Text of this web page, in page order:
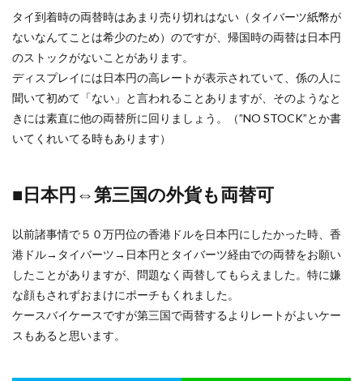
タイ到着時の両替時はあまり売り切れはない（タイバーツ紙幣が
ないなんてことは希少のため）のですが、帰国時の両替は日本円
のストックがないことがあります。
ディスプレイには日本円の高レートが表示されていて、係の人に
聞いて初めて「ない」と言われることありますが、そのようなと
きには素直に他の両替所に回りましょう。（”NO STOCK”とか書
いてくれいてる時もあります）
■日本円⇔第三国の外貨も両替可
以前諸事情で５０万円位の香港ドルを日本円にしたかった時、香
港ドル→タイバーツ→日本円とタイバーツ経由での両替をお願い
したことがありますが、問題なく両替してもらえました。特に嫌
な顔もされずおまけにポーチもくれました。
ケースバイケースですが第三国で両替するよりレートがよいケー
スもあると思います。